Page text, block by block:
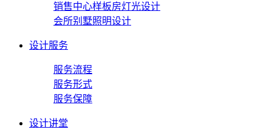
销售中心样板房灯光设计
会所别墅照明设计
设计服务
服务流程
服务形式
服务保障
设计讲堂